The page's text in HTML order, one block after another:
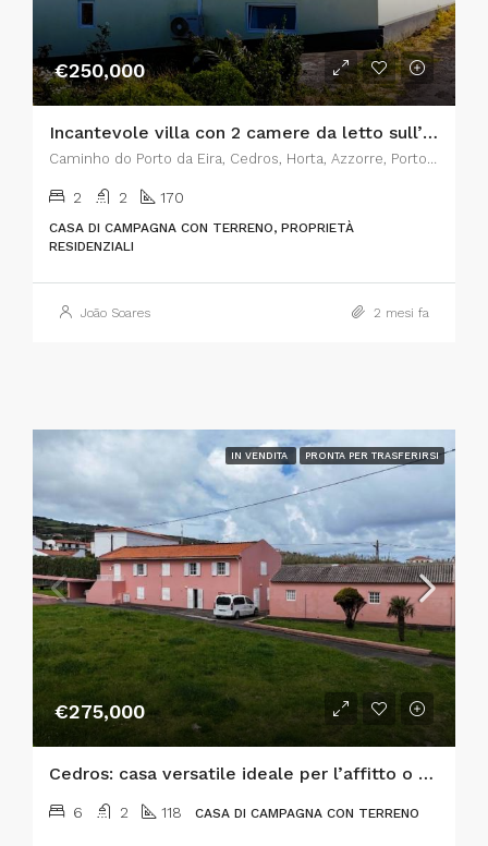
€250,000
Incantevole villa con 2 camere da letto sull’isola di Faial, nelle Azzorre – Il connubio perfetto tra fascino rustico e comfort moderno
Caminho do Porto da Eira, Cedros, Horta, Azzorre, Portogallo
2 2 170
CASA DI CAMPAGNA CON TERRENO, PROPRIETÀ
RESIDENZIALI
João Soares 2 mesi fa
IN VENDITA PRONTA PER TRASFERIRSI
€275,000
Cedros: casa versatile ideale per l’affitto o come residenza primaria
6 2 118 CASA DI CAMPAGNA CON TERRENO